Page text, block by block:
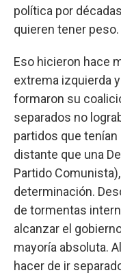
política por
quieren tener peso.
Eso hicieron hace
extrema izquierda
formaron su
separados no
partidos que
distante que una
Partido
determinación.
de tormentas
alcanzar el
mayoría absoluta.
hacer de ir